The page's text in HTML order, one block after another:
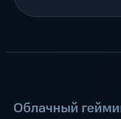
Облачный